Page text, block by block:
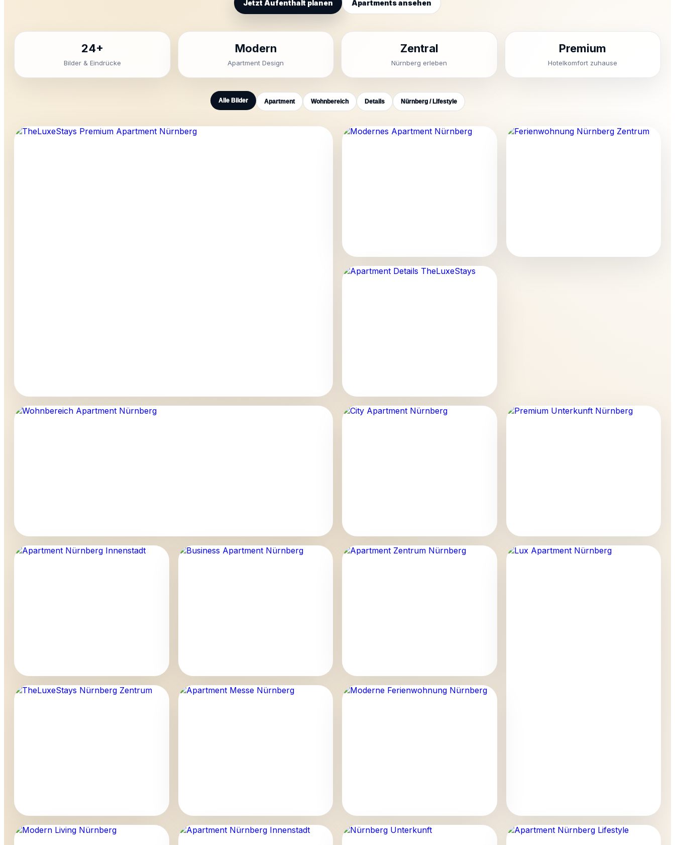
Jetzt Aufenthalt planen Apartments ansehen
24+
Bilder & Eindrücke
Modern
Apartment Design
Zentral
Nürnberg erleben
Premium
Hotelkomfort zuhause
Alle Bilder Apartment Wohnbereich Details Nürnberg / Lifestyle